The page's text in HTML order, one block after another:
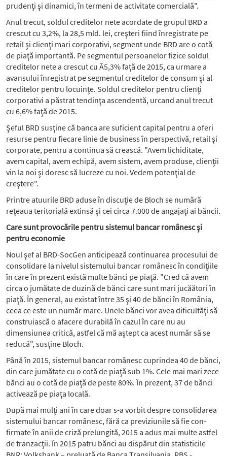
prudenţi şi dinamici, în termeni de activitate comercială".
Anul trecut, soldul creditelor nete acordate de grupul BRD a
crescut cu 3,2%, la 28,5 mld. lei, creşteri fiind înregistrate pe
retail şi clienţi mari corporativi, segment unde BRD are o cotă
de piaţă importantă. Pe segmentul persoanelor fizice soldul
creditelor nete a crescut cu Ă5,3% faţă de 2015, ca urmare a
avansului înregistrat pe segmentul creditelor de consum şi al
creditelor pentru locuinţe. Soldul creditelor pentru clienţi
corporativi a păstrat tendinţa ascendentă, urcand anul trecut
cu 6,6% faţă de 2015.
Şeful BRD susţine că banca are suficient capital pentru a oferi
resurse pentru fiecare linie de business în perspectivă, retail şi
corporate, pentru a continua să crească. "Avem lichiditate,
avem capital, avem echipă, avem sistem, avem produse, clienţii
vin la noi şi doresc să lucreze cu noi. Vedem potenţial de
creştere".
Printre atuurile BRD aduse în discuţie de Bloch se numără
reţeaua teritorială extinsă şi cei circa 7.000 de angajaţi ai băncii.
Care sunt provocările pentru sistemul bancar românesc şi
pentru economie
Noul şef al BRD-SocGen an­ti­cipează continuarea pro­cesu­lui de
consolidare la nivelul sistemului bancar românesc în condiţiile
în care în prezent există multe bănci pe piaţă. "Cred că avem
circa o jumătate de duzină de bănci care sunt mari ju­căători în
piaţă. În general, au existat între 35 şi 40 de bănci în România,
ceea ce este un număr mare. Unele bănci vor avea dificultăţi să
con­stru­ias­că o afacere durabilă în cazul în care nu au
dimensiunea critică, astfel că mă aştept ca acest număr să se
reducă", susţine Bloch.
Până în 2015, sistemul bancar românesc cuprindea 40 de bănci,
din care jumătate cu o cotă de piaţă sub 1%. Cele mai mari zece
bănci au o cotă de piaţă de peste 80%. În prezent, 37 de bănci
activează pe piaţa locală.
După mai mulţi ani în care doar s-a vorbit despre consolidarea
sistemului bancar românesc, fără ca previziunile să fie con­
firmate în anii de criză prelungită, 2015 a adus mai multe astfel
de tranzacţii. În 2015 patru bănci au dispărut din statisticile